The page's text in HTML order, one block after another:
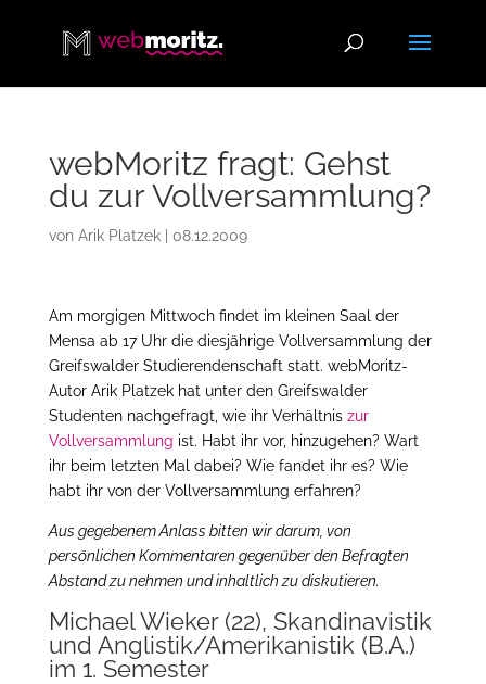
webMoritz fragt: Gehst
du zur Vollversammlung?
von Arik Platzek| 08.12.2009
Am morgigen Mittwoch findet im kleinen Saal der
Mensa ab 17 Uhr die diesjährige Vollversammlung der
Greifswalder Studierendenschaft statt. webMoritz-
Autor Arik Platzek hat unter den Greifswalder
Studenten nachgefragt, wie ihr Verhältnis zur
Vollversammlung ist. Habt ihr vor, hinzugehen? Wart
ihr beim letzten Mal dabei? Wie fandet ihr es? Wie
habt ihr von der Vollversammlung erfahren?
Aus gegebenem Anlass bitten wir darum, von
persönlichen Kommentaren gegenüber den Befragten
Abstand zu nehmen und inhaltlich zu diskutieren.
Michael Wieker (22), Skandinavistik
und Anglistik/Amerikanistik (B.A.)
im 1. Semester